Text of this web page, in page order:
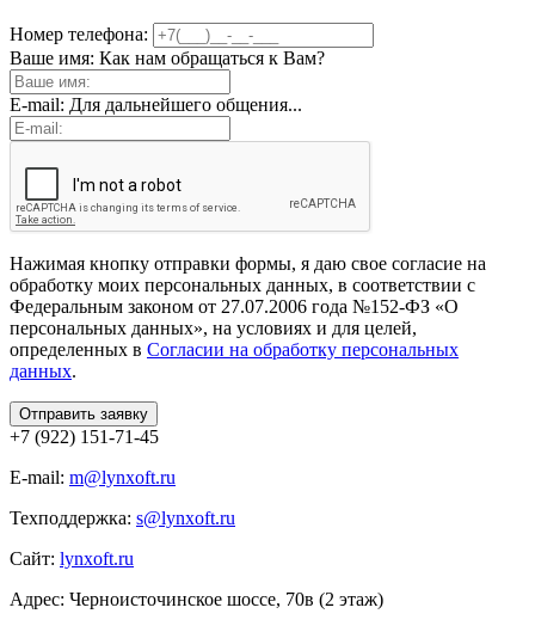
Номер телефона:
Ваше имя: Как нам обращаться к Вам?
E-mail: Для дальнейшего общения...
Нажимая кнопку отправки формы, я даю свое согласие на
обработку моих персональных данных, в соответствии с
Федеральным законом от 27.07.2006 года №152-ФЗ «О
персональных данных», на условиях и для целей,
определенных в Согласии на обработку персональных
данных.
+7 (922) 151-71-45
E-mail: m@lynxoft.ru
Техподдержка: s@lynxoft.ru
Сайт: lynxoft.ru
Адрес: Черноисточинское шоссе, 70в (2 этаж)